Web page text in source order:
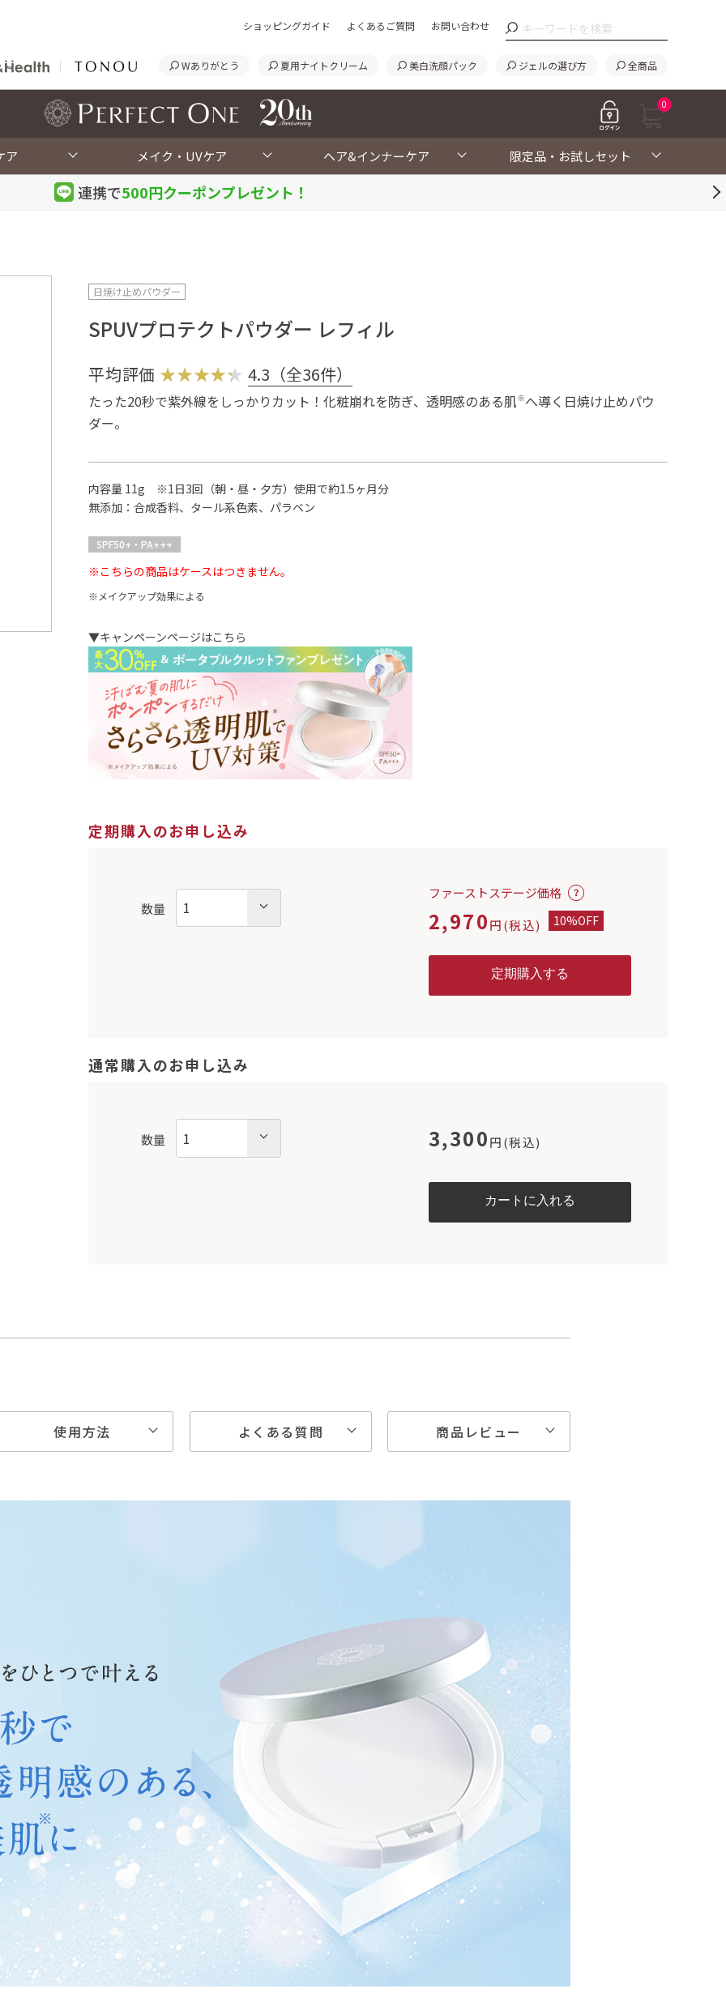
ショッピングガイド よくあるご質問 お問い合わせ
Wありがとう 夏用ナイトクリーム 美白洗顔パック ジェルの選び方 全商品
0
ア メイク・UVケア ヘア&インナーケア 限定品・お試しセット
連携で500円クーポンプレゼント！
日焼け止めパウダー
SPUVプロテクトパウダー レフィル
平均評価 4.3（全36件）
たった20秒で紫外線をしっかりカット！化粧崩れを防ぎ、透明感のある肌※へ導く日焼け止めパウ
ダー。
内容量 11g ※1日3回（朝・昼・夕方）使用で約1.5ヶ月分
無添加：合成香料、タール系色素、パラベン
SPF50+・PA+++
※こちらの商品はケースはつきません。
※メイクアップ効果による
▼キャンペーンページはこちら
定期購入のお申し込み
数量
ファーストステージ価格
2,970円(税込) 10%OFF
通常購入のお申し込み
数量 3,300円(税込)
使用方法 よくある質問 商品レビュー